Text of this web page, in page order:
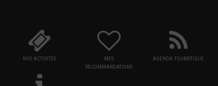
NOS ACTIVITÉS
MES
RECOMMANDATIONS
AGENDA TOURISTIQUE